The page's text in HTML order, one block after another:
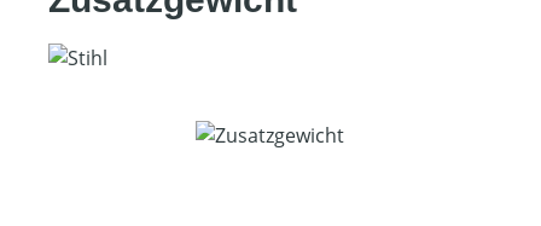
Bildergalerie überspringen